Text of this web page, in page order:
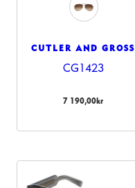
CUTLER AND GROSS
CG1423
7 190,00kr